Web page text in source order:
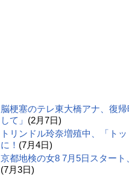
脳梗塞のテレ東大橋アナ、復
して」 (2月7日)
トリンドル玲奈増殖中、「ト
に！ (7月4日)
京都地検の女8 7月5日スター
(7月3日)